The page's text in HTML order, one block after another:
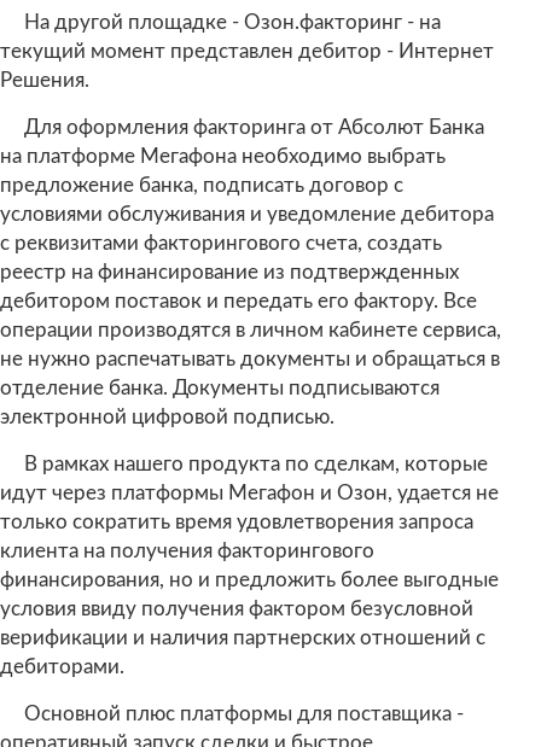
На другой площадке - Озон.факторинг - на
текущий момент представлен дебитор - Интернет
Решения.
Для оформления факторинга от Абсолют Банка
на платформе Мегафона необходимо выбрать
предложение банка, подписать договор с
условиями обслуживания и уведомление дебитора
с реквизитами факторингового счета, создать
реестр на финансирование из подтвержденных
дебитором поставок и передать его фактору. Все
операции производятся в личном кабинете сервиса,
не нужно распечатывать документы и обращаться в
отделение банка. Документы подписываются
электронной цифровой подписью.
В рамках нашего продукта по сделкам, которые
идут через платформы Мегафон и Озон, удается не
только сократить время удовлетворения запроса
клиента на получения факторингового
финансирования, но и предложить более выгодные
условия ввиду получения фактором безусловной
верификации и наличия партнерских отношений с
дебиторами.
Основной плюс платформы для поставщика -
оперативный запуск сделки и быстрое